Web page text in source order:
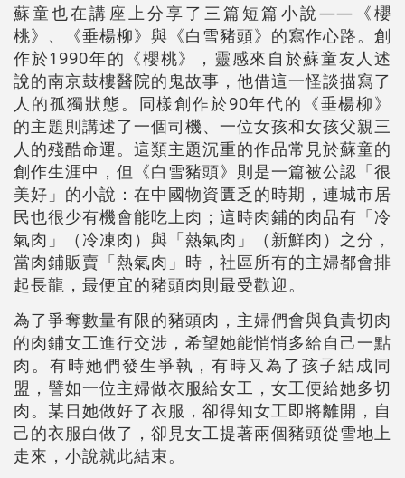
蘇童也在講座上分享了三篇短篇小說——《櫻
桃》、《垂楊柳》與《白雪豬頭》的寫作心路。創
作於1990年的《櫻桃》，靈感來自於蘇童友人述
說的南京鼓樓醫院的鬼故事，他借這一怪談描寫了
人的孤獨狀態。同樣創作於90年代的《垂楊柳》
的主題則講述了一個司機、一位女孩和女孩父親三
人的殘酷命運。這類主題沉重的作品常見於蘇童的
創作生涯中，但《白雪豬頭》則是一篇被公認「很
美好」的小說：在中國物資匱乏的時期，連城市居
民也很少有機會能吃上肉；這時肉鋪的肉品有「冷
氣肉」（冷凍肉）與「熱氣肉」（新鮮肉）之分，
當肉鋪販賣「熱氣肉」時，社區所有的主婦都會排
起長龍，最便宜的豬頭肉則最受歡迎。
為了爭奪數量有限的豬頭肉，主婦們會與負責切肉
的肉鋪女工進行交涉，希望她能悄悄多給自己一點
肉。有時她們發生爭執，有時又為了孩子結成同
盟，譬如一位主婦做衣服給女工，女工便給她多切
肉。某日她做好了衣服，卻得知女工即將離開，自
己的衣服白做了，卻見女工提著兩個豬頭從雪地上
走來，小說就此結束。